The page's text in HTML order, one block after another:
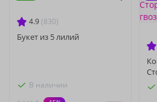
4.9 (830)
Букет из 5 лилий
В наличии